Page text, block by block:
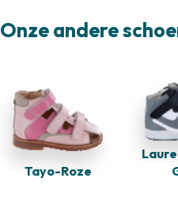
Onze andere
Tayo-Roze